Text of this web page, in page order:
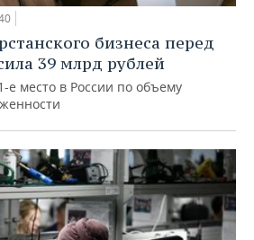
бизнеса перед
39 млрд рублей
е место в России по объему